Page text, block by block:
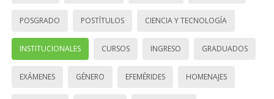
POSGRADO POSTÍTULOS CIENCIA Y TECNOLOGÍA
INSTITUCIONALES CURSOS INGRESO GRADUADOS
EXÁMENES GÉNERO EFEMÉRIDES HOMENAJES